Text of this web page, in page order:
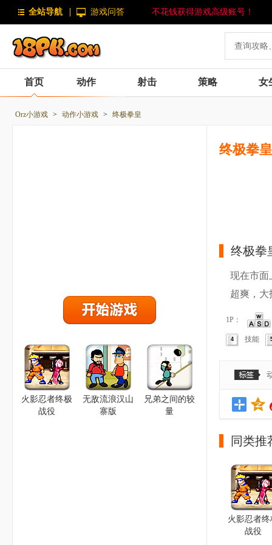
全站导航 游戏问答 不花钱获得游戏高级账号！
首页 动作 射击 策略 女
Orz小游戏 > 动作小游戏 > 终极拳皇
火影忍者终极
战役
无敌流浪汉山
寨版
兄弟之间的较
量
终极拳皇
终极拳
现在市面
超爽，大
1P：
4 技能
同类推
火影忍者终
战役